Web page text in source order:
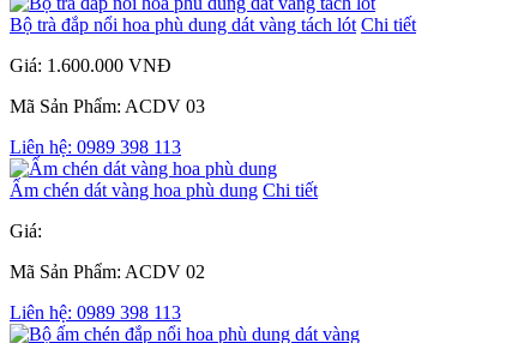
Bộ trà đắp nổi hoa phù dung dát vàng tách lót Chi tiết
Giá: 1.600.000 VNĐ
Mã Sản Phẩm: ACDV 03
Liên hệ: 0989 398 113
Ấm chén dát vàng hoa phù dung Chi tiết
Giá:
Mã Sản Phẩm: ACDV 02
Liên hệ: 0989 398 113